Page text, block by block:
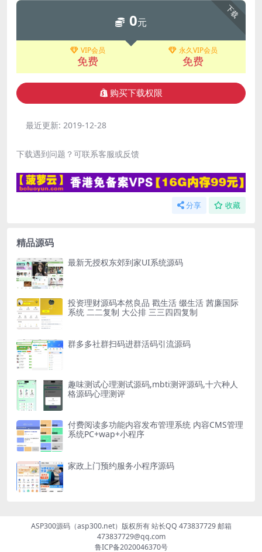
下载
0元
VIP会员
免费
永久VIP会员
免费
购买下载权限
最近更新: 2019-12-28
下载遇到问题？可联系客服或反馈
分享 收藏
精品源码
最新无授权东郊到家UI系统源码
投资理财源码本然良品 戳生活 缀生活 茜廉国际
系统 二二复制 大公排 三三四四复制
群多多社群扫码进群活码引流源码
趣味测试心理测试源码,mbti测评源码,十六种人
格源码心理测评
付费阅读多功能内容发布管理系统 内容CMS管理
系统PC+wap+小程序
家政上门预约服务小程序源码
ASP300源码（asp300.net）版权所有 站长QQ 473837729 邮箱
473837729@qq.com
鲁ICP备2020046370号